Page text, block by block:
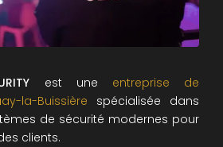
est une entreprise de
la-Buissière spécialisée dans
de sécurité modernes pour
clients.